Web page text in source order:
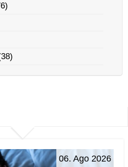
06. Ago 2026